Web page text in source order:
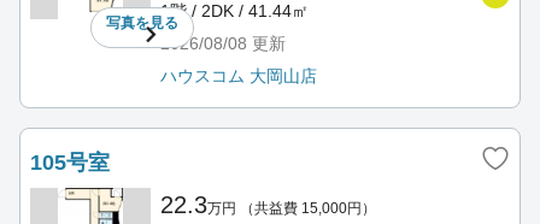
写真を見る
1階 / 2DK / 41.44㎡
2026/08/08 更新
ハウスコム 大岡山店
105号室
22.3万円 （共益費 15,000円）